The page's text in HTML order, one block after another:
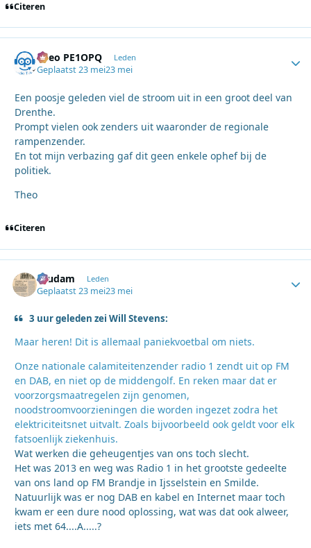
Citeren
Theo PE1OPQ Leden
Geplaatst23 mei23 mei
Een poosje geleden viel de stroom uit in een groot deel van
Drenthe.
Prompt vielen ook zenders uit waaronder de regionale
rampenzender.
En tot mijn verbazing gaf dit geen enkele ophef bij de
politiek.
Theo
Citeren
ruudam Leden
Geplaatst23 mei23 mei
3 uur geleden zei Will Stevens:
Maar heren! Dit is allemaal paniekvoetbal om niets.
Onze nationale calamiteitenzender radio 1 zendt uit op FM
en DAB, en niet op de middengolf. En reken maar dat er
voorzorgsmaatregelen zijn genomen,
noodstroomvoorzieningen die worden ingezet zodra het
elektriciteitsnet uitvalt. Zoals bijvoorbeeld ook geldt voor elk
fatsoenlijk ziekenhuis.
Wat werken die geheugentjes van ons toch slecht.
Het was 2013 en weg was Radio 1 in het grootste gedeelte
van ons land op FM Brandje in Ijsselstein en Smilde.
Natuurlijk was er nog DAB en kabel en Internet maar toch
kwam er een dure nood oplossing, wat was dat ook alweer,
iets met 64....A.....?